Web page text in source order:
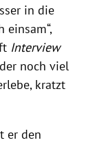
in die
einsam“,
Interview
noch viel
kratzt
er den